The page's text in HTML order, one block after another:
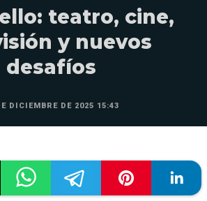
teatro, cine,
y nuevos
desafíos
DICIEMBRE DE 2025 15:43